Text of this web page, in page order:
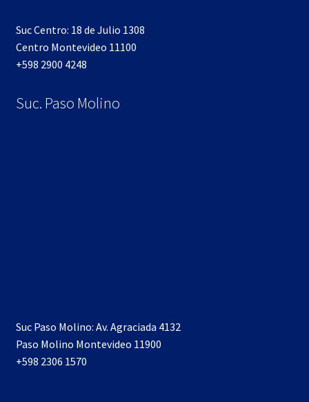
Suc Centro: 18 de Julio 1308
Centro Montevideo 11100
+598 2900 4248
Suc. Paso Molino
Suc Paso Molino: Av. Agraciada 4132
Paso Molino Montevideo 11900
+598 2306 1570